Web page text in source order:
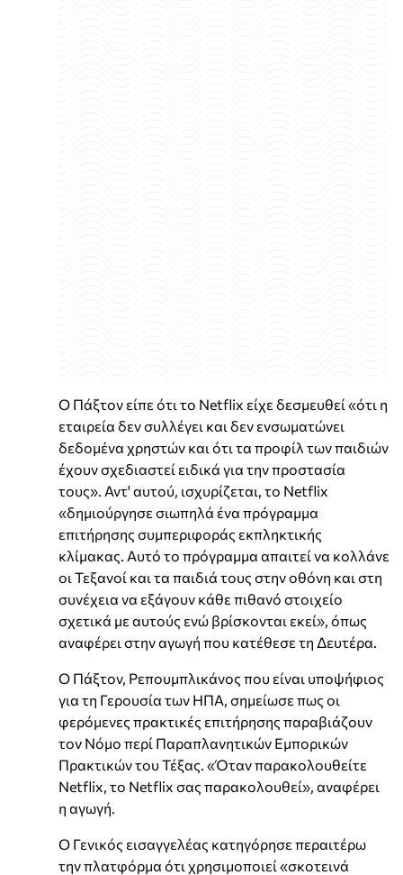
Ο Πάξτον είπε ότι το Netflix είχε δεσμευθεί «ότι η
εταιρεία δεν συλλέγει και δεν ενσωματώνει
δεδομένα χρηστών και ότι τα προφίλ των παιδιών
έχουν σχεδιαστεί ειδικά για την προστασία
τους». Αντ' αυτού, ισχυρίζεται, το Netflix
«δημιούργησε σιωπηλά ένα πρόγραμμα
επιτήρησης συμπεριφοράς εκπληκτικής
κλίμακας. Αυτό το πρόγραμμα απαιτεί να κολλάνε
οι Τεξανοί και τα παιδιά τους στην οθόνη και στη
συνέχεια να εξάγουν κάθε πιθανό στοιχείο
σχετικά με αυτούς ενώ βρίσκονται εκεί», όπως
αναφέρει στην αγωγή που κατέθεσε τη Δευτέρα.
Ο Πάξτον, Ρεπουμπλικάνος που είναι υποψήφιος
για τη Γερουσία των ΗΠΑ, σημείωσε πως οι
φερόμενες πρακτικές επιτήρησης παραβιάζουν
τον Νόμο περί Παραπλανητικών Εμπορικών
Πρακτικών του Τέξας. «Όταν παρακολουθείτε
Netflix, το Netflix σας παρακολουθεί», αναφέρει
η αγωγή.
Ο Γενικός εισαγγελέας κατηγόρησε περαιτέρω
την πλατφόρμα ότι χρησιμοποιεί «σκοτεινά